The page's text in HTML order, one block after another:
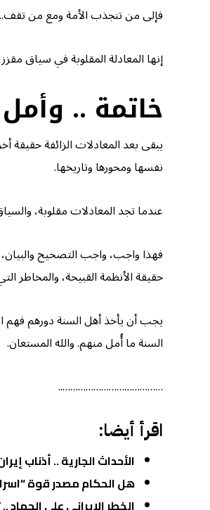
فإلى من تنجذب الأمة ومع من
إنها المعادلة المقلوبة في سياق
خاتمة ..
يبقى بعد المعادلات الزائفة
نفسها ومحورها وتاريخها.
عندما تجد المعادلات مقلوبة،
فهذا واجب، واجب التصحيح
حقيقة الأنظمة القبيحة، والمخاطر
يجب أن يأخذ أهل السنة دورهم فهم
السنة ما أُمل منهم. والله المستعان.
…………………………………..
اقرأ أيضا:
الأحداث الجارية .. أذناب
هل الحكام مصدر قوة
الخطر الإيراني على الجهاد